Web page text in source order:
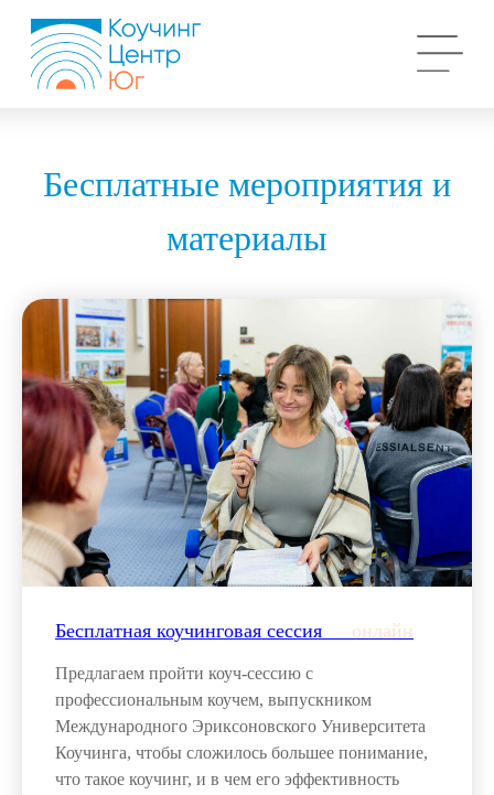
Бесплатные мероприятия и
материалы
Бесплатная коучинговая сессия___ онлайн
Предлагаем пройти коуч-сессию с
профессиональным коучем, выпускником
Международного Эриксоновского Университета
Коучинга, чтобы сложилось большее понимание,
что такое коучинг, и в чем его эффективность